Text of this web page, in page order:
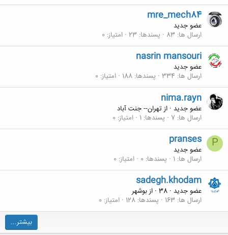
mre_mech84
عضو جدید
ارسال ها 83 پسندها 23 امتیاز 0
nasrin mansouri
عضو جدید
ارسال ها 334 پسندها 188 امتیاز 0
nima.rayn
عضو جدید · ازتهران-- جنت آباد
ارسال ها 7 پسندها 1 امتیاز 0
P
pranses
عضو جدید
ارسال ها 1 پسندها 0 امتیاز 0
sadegh.khodam
عضو جدید ·
· ازبوشهر
ارسال ها 163 پسندها 128 امتیاز 0
بیشتر...